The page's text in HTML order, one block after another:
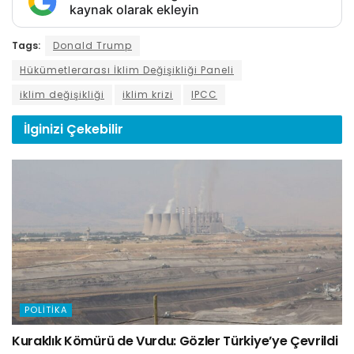
kaynak olarak ekleyin
Tags:
Donald Trump
Hükümetlerarası İklim Değişikliği Paneli
iklim değişikliği
iklim krizi IPCC
İlginizi Çekebilir
POLITIKA
Kuraklık Kömürü de Vurdu: Gözler Türkiye’ye Çevrildi